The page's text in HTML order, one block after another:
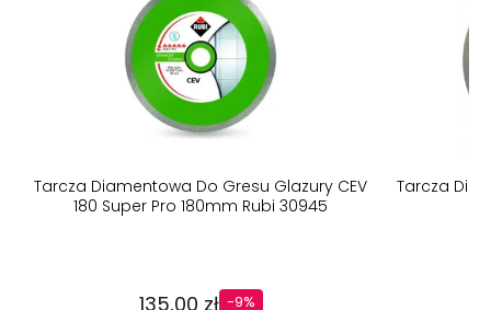
Tarcza Diamentowa Do Gresu Glazury CEV
180 Super Pro 180mm Rubi 30945
135,00 zł -9%
Tarcza